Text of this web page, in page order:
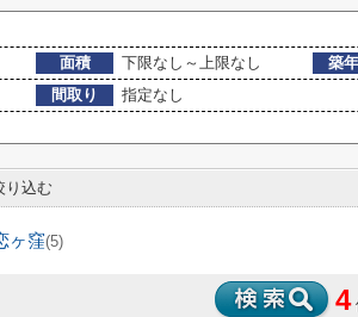
面積 下限なし～上限なし 築
間取り
指定なし
込む
ヶ窪(5)
4